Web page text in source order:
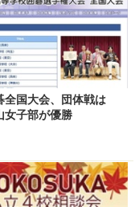
全国大会、団体戦は
女子部が優勝